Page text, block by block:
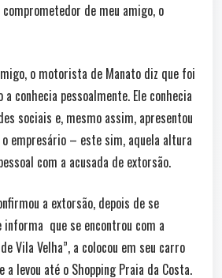
de meu amigo, o
o motorista de Manato diz que foi
a conhecia pessoalmente. Ele conhecia
sociais e, mesmo assim, apresentou
o empresário – este sim, aquela altura
com a acusada de extorsão.
a extorsão, depois de se
informa que se encontrou com a
Vila Velha”, a colocou em seu carro
a levou até o Shopping Praia da Costa.